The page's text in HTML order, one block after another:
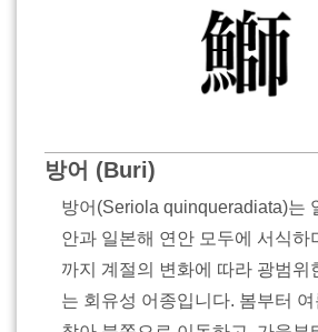
방어 (Buri)
방어(Seriola quinqueradiata)는
안과 일본해 연안 모두에 서식하
까지 계절의 변화에 따라 광범위
는 회유성 어종입니다. 봄부터